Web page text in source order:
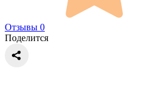
Отзывы 0
Поделится